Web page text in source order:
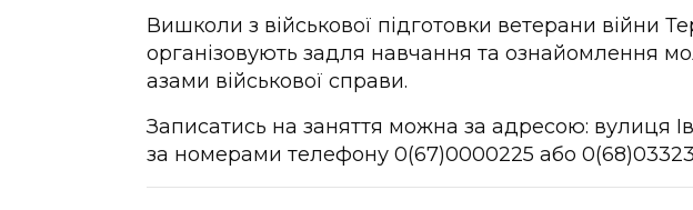
Вишколи з військової підготовки ветерани війни
організовують задля навчання та ознайомлення
азами військової справи.
Записатись на заняття можна за адресою: вулиця
за номерами телефону 0(67)0000225 або